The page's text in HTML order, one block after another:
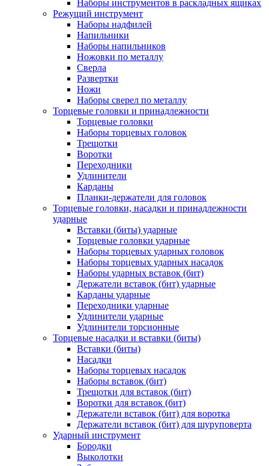
Наборы инструментов в раскладных ящиках
Режущий инструмент
Наборы надфилей
Напильники
Наборы напильников
Ножовки по металлу
Сверла
Развертки
Ножи
Наборы сверел по металлу
Торцевые головки и принадлежности
Торцевые головки
Наборы торцевых головок
Трещотки
Воротки
Переходники
Удлинители
Карданы
Планки-держатели для головок
Торцевые головки, насадки и принадлежности
ударные
Вставки (биты) ударные
Торцевые головки ударные
Наборы торцевых ударных головок
Наборы торцевых ударных насадок
Наборы ударных вставок (бит)
Держатели вставок (бит) ударные
Карданы ударные
Переходники ударные
Удлинители ударные
Удлинители торсионные
Торцевые насадки и вставки (биты)
Вставки (биты)
Насадки
Наборы торцевых насадок
Наборы вставок (бит)
Трещотки для вставок (бит)
Воротки для вставок (бит)
Держатели вставок (бит) для воротка
Держатели вставок (бит) для шуруповерта
Ударный инструмент
Бородки
Выколотки